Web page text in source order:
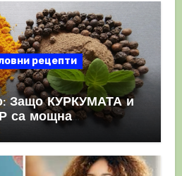
рецепти
Защо КУРКУМАТА и
са мощна